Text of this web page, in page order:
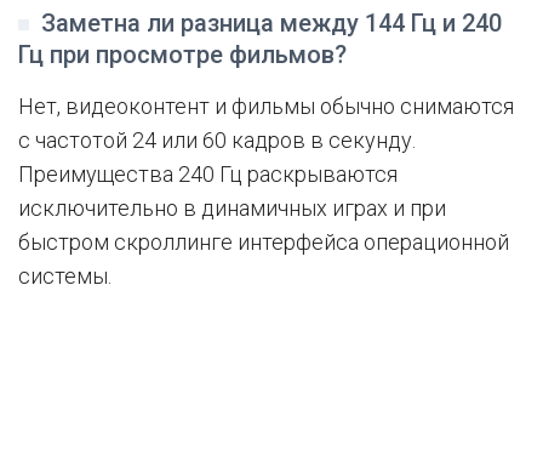
Заметна ли разница между 144 Гц и 240
Гц при просмотре фильмов?
Нет, видеоконтент и фильмы обычно снимаются
с частотой 24 или 60 кадров в секунду.
Преимущества 240 Гц раскрываются
исключительно в динамичных играх и при
быстром скроллинге интерфейса операционной
системы.